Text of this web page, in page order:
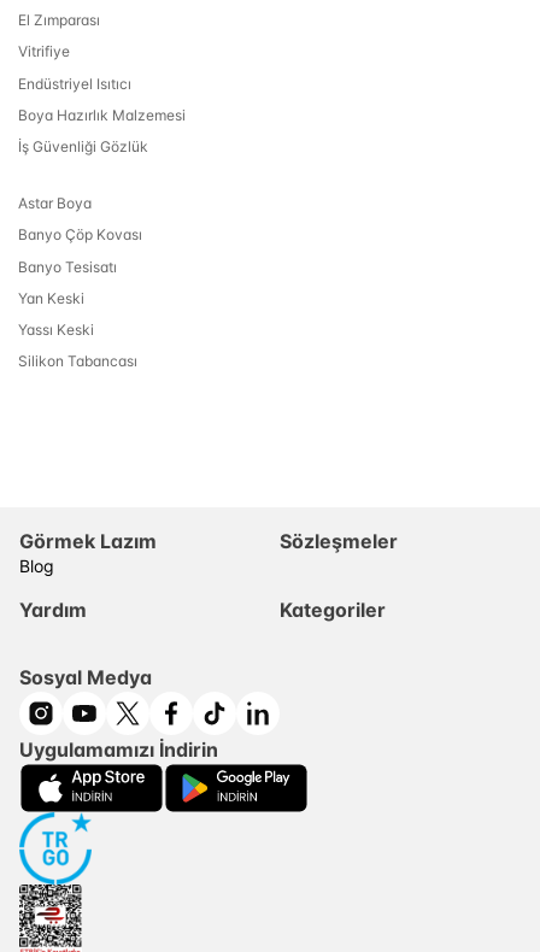
El Zımparası
Vitrifiye
Endüstriyel Isıtıcı
Boya Hazırlık Malzemesi
İş Güvenliği Gözlük
Astar Boya
Banyo Çöp Kovası
Banyo Tesisatı
Yan Keski
Yassı Keski
Silikon Tabancası
Görmek Lazım
Blog
Sözleşmeler
Yardım Kategoriler
Sosyal Medya
Uygulamamızı İndirin